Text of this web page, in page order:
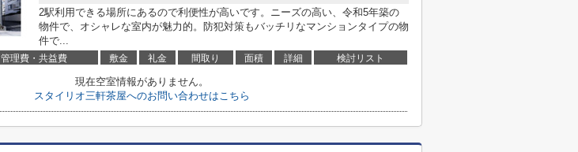
2駅利用できる場所にあるので利便性が高いです。ニーズの高い、令和5年築の
物件で、オシャレな室内が魅力的。防犯対策もバッチリなマンションタイプの物
件で...
管理費・共益費 敷金 礼金 間取り 面積 詳細 検討リスト
現在空室情報がありません。
スタイリオ三軒茶屋へのお問い合わせはこちら